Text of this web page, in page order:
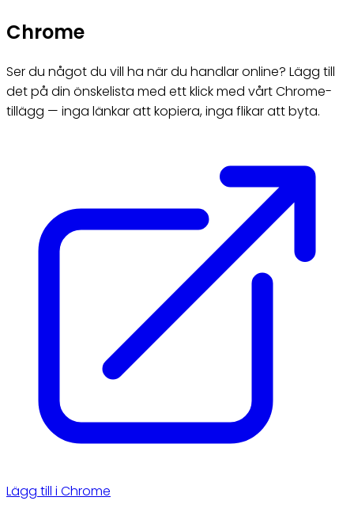
Chrome
Ser du något du vill ha när du handlar online? Lägg till
det på din önskelista med ett klick med vårt Chrome-
tillägg — inga länkar att kopiera, inga flikar att byta.
Lägg till i Chrome